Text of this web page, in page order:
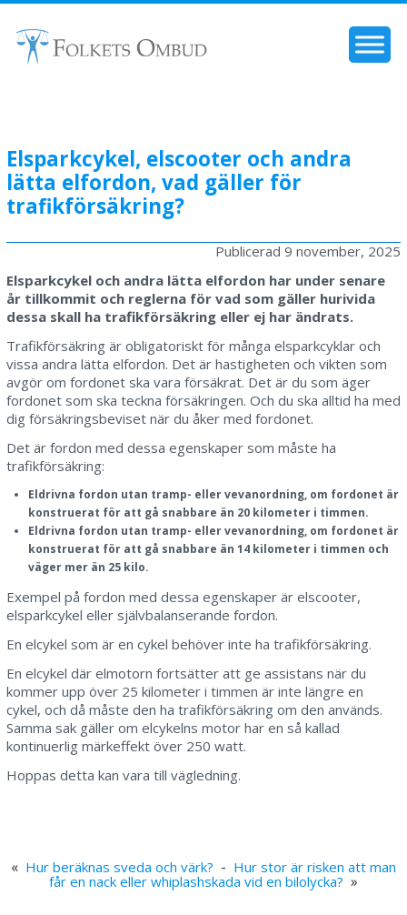
Elsparkcykel, elscooter och andra
lätta elfordon, vad gäller för
trafikförsäkring?
Publicerad 9 november, 2025
Elsparkcykel och andra lätta elfordon har under senare
år tillkommit och reglerna för vad som gäller hurivida
dessa skall ha trafikförsäkring eller ej har ändrats.
Trafikförsäkring är obligatoriskt för många elsparkcyklar och
vissa andra lätta elfordon. Det är hastigheten och vikten som
avgör om fordonet ska vara försäkrat. Det är du som äger
fordonet som ska teckna försäkringen. Och du ska alltid ha med
dig försäkringsbeviset när du åker med fordonet.
Det är fordon med dessa egenskaper som måste ha
trafikförsäkring:
Eldrivna fordon utan tramp- eller vevanordning, om fordonet är
konstruerat för att gå snabbare än 20 kilometer i timmen.
Eldrivna fordon utan tramp- eller vevanordning, om fordonet är
konstruerat för att gå snabbare än 14 kilometer i timmen och
väger mer än 25 kilo.
Exempel på fordon med dessa egenskaper är elscooter,
elsparkcykel eller självbalanserande fordon.
En elcykel som är en cykel behöver inte ha trafikförsäkring.
En elcykel där elmotorn fortsätter att ge assistans när du
kommer upp över 25 kilometer i timmen är inte längre en
cykel, och då måste den ha trafikförsäkring om den används.
Samma sak gäller om elcykelns motor har en så kallad
kontinuerlig märkeffekt över 250 watt.
Hoppas detta kan vara till vägledning.
« Hur beräknas sveda och värk? - Hur stor är risken att man
får en nack eller whiplashskada vid en bilolycka? »